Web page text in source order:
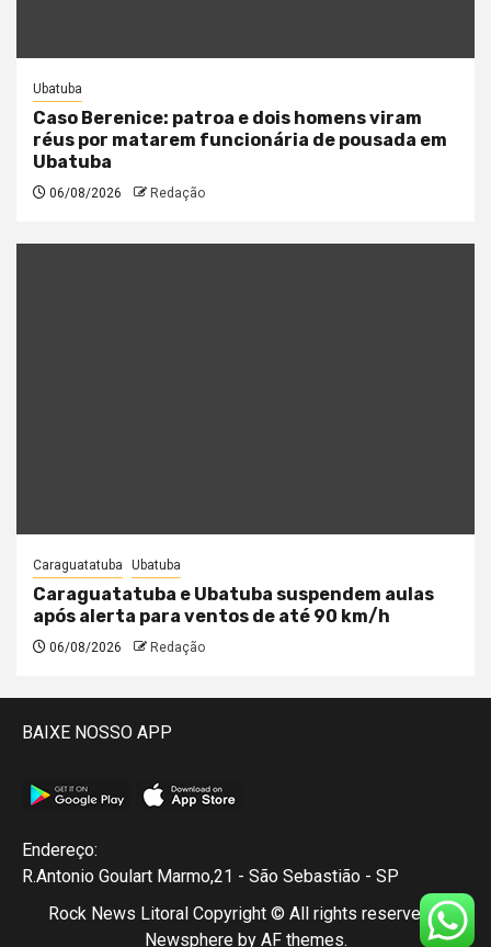
Ubatuba
Caso Berenice: patroa e dois homens viram
réus por matarem funcionária de pousada em
Ubatuba
06/08/2026 Redação
Caraguatatuba Ubatuba
Caraguatatuba e Ubatuba suspendem aulas
após alerta para ventos de até 90 km/h
06/08/2026 Redação
BAIXE NOSSO APP
Endereço:
R.Antonio Goulart Marmo,21 - São Sebastião - SP
Rock News Litoral Copyright © All rights reserved.|
Newsphereby AF themes.